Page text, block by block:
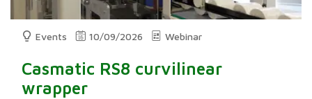
Events 10/09/2026 Webinar
Casmatic RS8 curvilinear
wrapper